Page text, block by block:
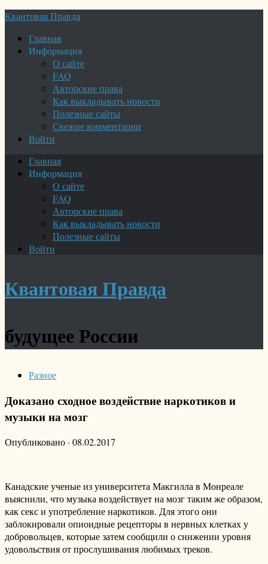
Квантовая Правда
Главная
Информация
О сайте
FAQ
Авторские права
Как выкладывать новости
Полезные сайты
Свежие комментарии
Войти
Главная
Информация
О сайте
FAQ
Авторские права
Как выкладывать новости
Полезные сайты
Войти
Квантовая Правда
будущее России
Разное
Доказано сходное воздействие наркотиков и
музыки на мозг
Опубликовано · 08.02.2017
Канадские ученые из университета Макгилла в Монреале
выяснили, что музыка воздействует на мозг таким же образом,
как секс и употребление наркотиков. Для этого они
заблокировали опиоидные рецепторы в нервных клетках у
добровольцев, которые затем сообщили о снижении уровня
удовольствия от прослушивания любимых треков.